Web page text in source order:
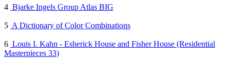
4 Bjarke Ingels Group Atlas BIG
5 A Dictionary of Color Combinations
6 Louis I. Kahn - Esherick House and Fisher House (Residential
Masterpieces 33)